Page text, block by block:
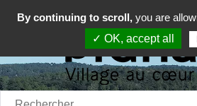
Rechercher:
By continuing to scroll, you are
✓ OK, accept all